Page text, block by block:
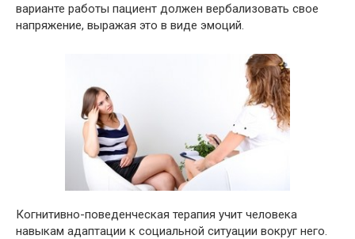
варианте работы пациент должен вербализовать свое
напряжение, выражая это в виде эмоций.
Когнитивно-поведенческая терапия учит человека
навыкам адаптации к социальной ситуации вокруг него.